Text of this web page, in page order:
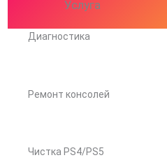
Услуга
Диагностика
Ремонт консолей
Чистка PS4/PS5